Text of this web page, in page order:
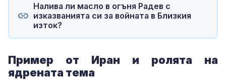
Налива ли масло в огъня Радев с
изказванията си за войната в Близкия
изток?
Пример от Иран и ролята на
ядрената тема